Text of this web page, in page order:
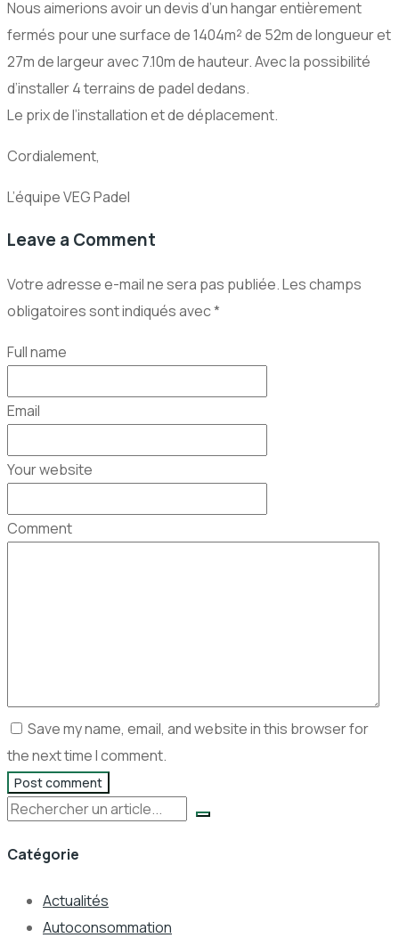
Nous aimerions avoir un devis d’un hangar entièrement
fermés pour une surface de 1404m² de 52m de longueur et
27m de largeur avec 7.10m de hauteur. Avec la possibilité
d’installer 4 terrains de padel dedans.
Le prix de l’installation et de déplacement.
Cordialement,
L’équipe VEG Padel
Leave a Comment
Votre adresse e-mail ne sera pas publiée.Les champs
obligatoires sont indiqués avec*
Full name
Email
Your website
Comment
Save my name, email, and website in this browser for
the next time I comment.
Post comment
Rechercher
Catégorie
Actualités
Autoconsommation